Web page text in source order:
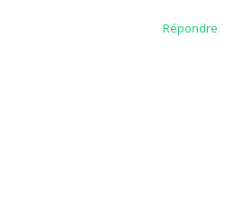
Répondre